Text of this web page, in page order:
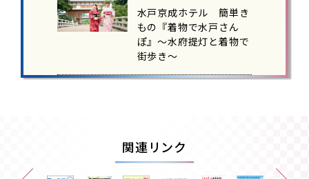
水戸京成ホテル 簡単き
もの『着物で水戸さん
ぽ』～水府提灯と着物で
街歩き～
関連リンク